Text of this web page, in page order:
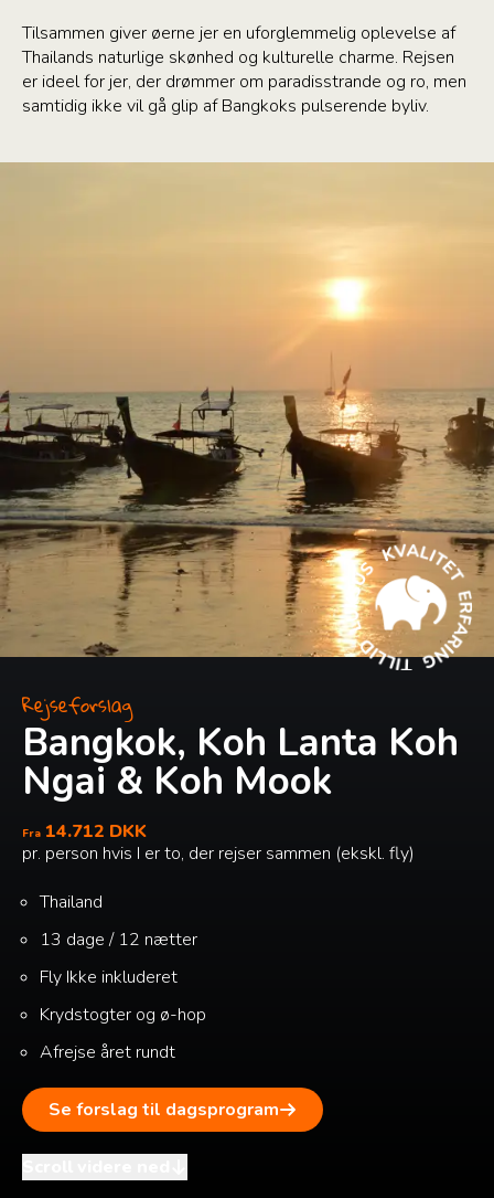
Tilsammen giver øerne jer en uforglemmelig oplevelse af
Thailands naturlige skønhed og kulturelle charme. Rejsen
er ideel for jer, der drømmer om paradisstrande og ro, men
samtidig ikke vil gå glip af Bangkoks pulserende byliv.
Rejseforslag
Bangkok, Koh Lanta Koh
Ngai & Koh Mook
Fra 14.712 DKK
pr. person hvis I er to, der rejser sammen (ekskl. fly)
Thailand
13 dage / 12 nætter
Fly Ikke inkluderet
Krydstogter og ø-hop
Afrejse året rundt
Se forslag til dagsprogram